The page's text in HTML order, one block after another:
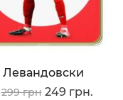
Левандовски
299 грн 249 грн.